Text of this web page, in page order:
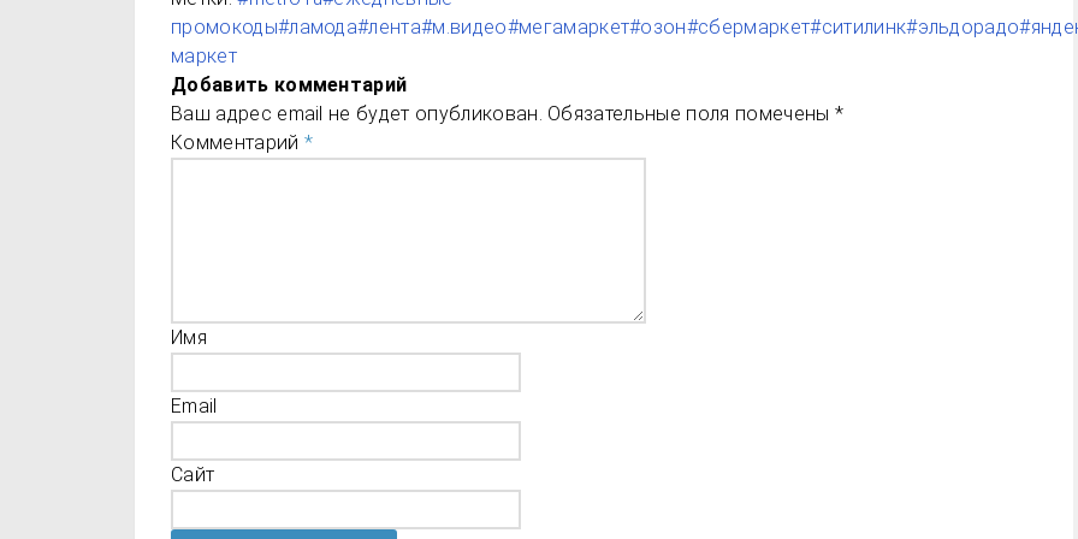
промокоды#ламода#лента#м.видео#мегамаркет#озон#сбермаркет#ситилинк#эльдорадо
маркет
Добавить комментарий
Ваш адрес email не будет опубликован. Обязательные поля помечены *
Комментарий *
Имя
Email
Сайт